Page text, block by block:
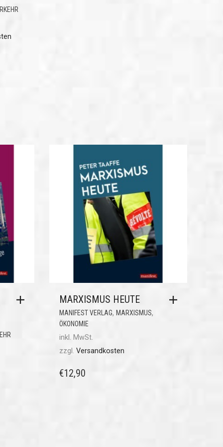
MARXISMUS HEUTE
MANIFEST VERLAG, MARXISMUS,
ÖKONOMIE
inkl. MwSt.
zzgl. Versandkosten
€12,90